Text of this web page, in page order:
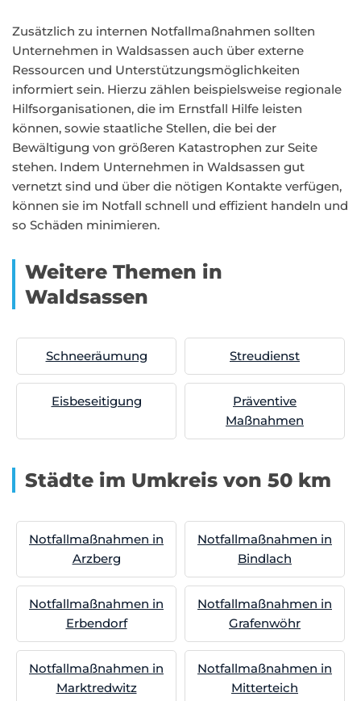
Zusätzlich zu internen Notfallmaßnahmen sollten
Unternehmen in Waldsassen auch über externe
Ressourcen und Unterstützungsmöglichkeiten
informiert sein. Hierzu zählen beispielsweise regionale
Hilfsorganisationen, die im Ernstfall Hilfe leisten
können, sowie staatliche Stellen, die bei der
Bewältigung von größeren Katastrophen zur Seite
stehen. Indem Unternehmen in Waldsassen gut
vernetzt sind und über die nötigen Kontakte verfügen,
können sie im Notfall schnell und effizient handeln und
so Schäden minimieren.
Weitere Themen in
Waldsassen
Schneeräumung Streudienst
Eisbeseitigung
Präventive
Maßnahmen
Städte im Umkreis von 50 km
Notfallmaßnahmen in
Arzberg
Notfallmaßnahmen in
Bindlach
Notfallmaßnahmen in
Erbendorf
Notfallmaßnahmen in
Grafenwöhr
Notfallmaßnahmen in
Marktredwitz
Notfallmaßnahmen in
Mitterteich